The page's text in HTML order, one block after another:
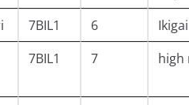
7BIL1 6 Ikigai
7BIL1 7 high